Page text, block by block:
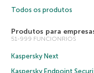
Todos os produtos
Produtos para
51-999 FUNCIONRIOS
Kaspersky Next
Kaspersky Endpoint